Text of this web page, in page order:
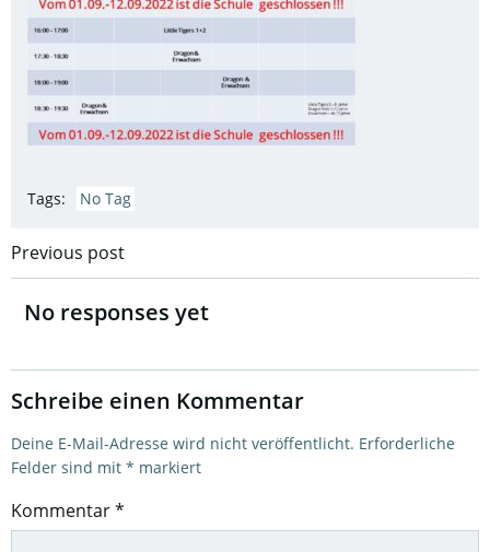
Tags: No Tag
Post
navigation
Previous post
No responses yet
Schreibe einen Kommentar
Deine E-Mail-Adresse wird nicht veröffentlicht. Erforderliche
Felder sind mit * markiert
Kommentar*